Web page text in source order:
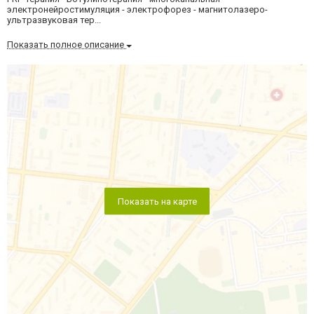
электронейростимуляция - электрофорез - магнитолазеро-
ультразвуковая тер...
Показать полное описание
Показать на карте